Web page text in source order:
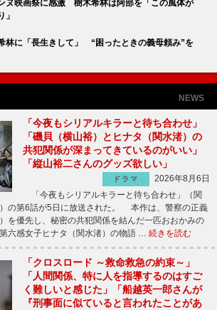
ヌ映画祭に感激 樹木希林は阿部を「この風体が
」
林に「長生きして」 “困ったときの義母頼み”を
NEWS
「今夜もシリアルキラーと待ち合わせ」
「磯貝（横山裕）とヒナタ（関水渚）の
共犯関係が深まってきているのがいい」
「縦山裕二さんのグッズ欲しい」
ドラマ
2026年8月6日
「今夜もシリアルキラーと待ち合わせ」（関
の第6話が5日に放送された。 本作は、警察の正義
を優先し、秘密の共犯関係を結んだ一匹おおかみの
六感女子ヒナタ（関水渚）の物語 … 続きを読む
「クロスロード ～救命救急の約束～」
「人間関係、特に人を指導するのはすご
く難しいと感じた」「船越英一郎さんが
『刑事面に似ていると言われたことがあ